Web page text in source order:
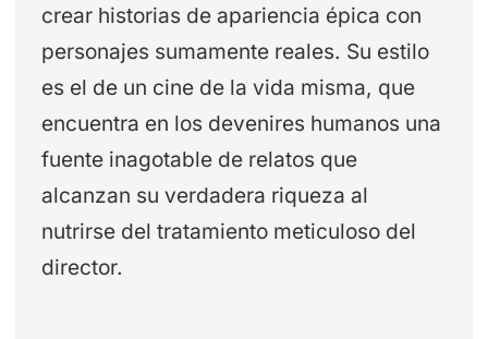
crear historias de apariencia épica con
personajes sumamente reales. Su estilo
es el de un cine de la vida misma, que
encuentra en los devenires humanos una
fuente inagotable de relatos que
alcanzan su verdadera riqueza al
nutrirse del tratamiento meticuloso del
director.